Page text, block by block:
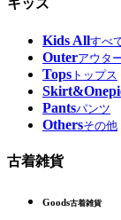
キッズ
Kids Allすべ
Outerアウタ
Tops トップス
Pantsパンツ
Othersその他
古着雑貨
Goods古着雑貨